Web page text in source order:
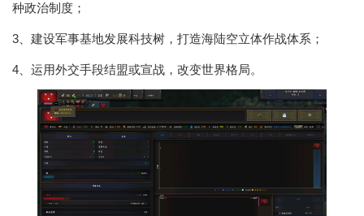
种政治制度；
3、建设军事基地发展科技树，打造海陆空立体作战体系；
4、运用外交手段结盟或宣战，改变世界格局。